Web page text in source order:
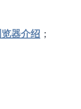
器介绍 ；